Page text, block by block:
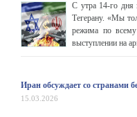
С утра 14-го дня
Тегерану. «Мы
режима по всему
выступлении на
Иран обсуждает со странами
15.03.2026